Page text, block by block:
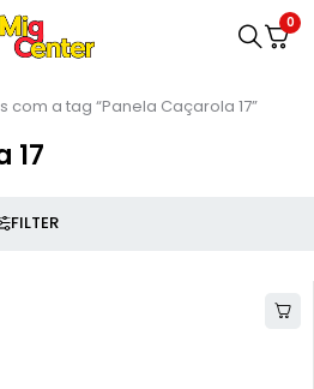
0
17
a tag “Panela Caçarola 17”
FILTER